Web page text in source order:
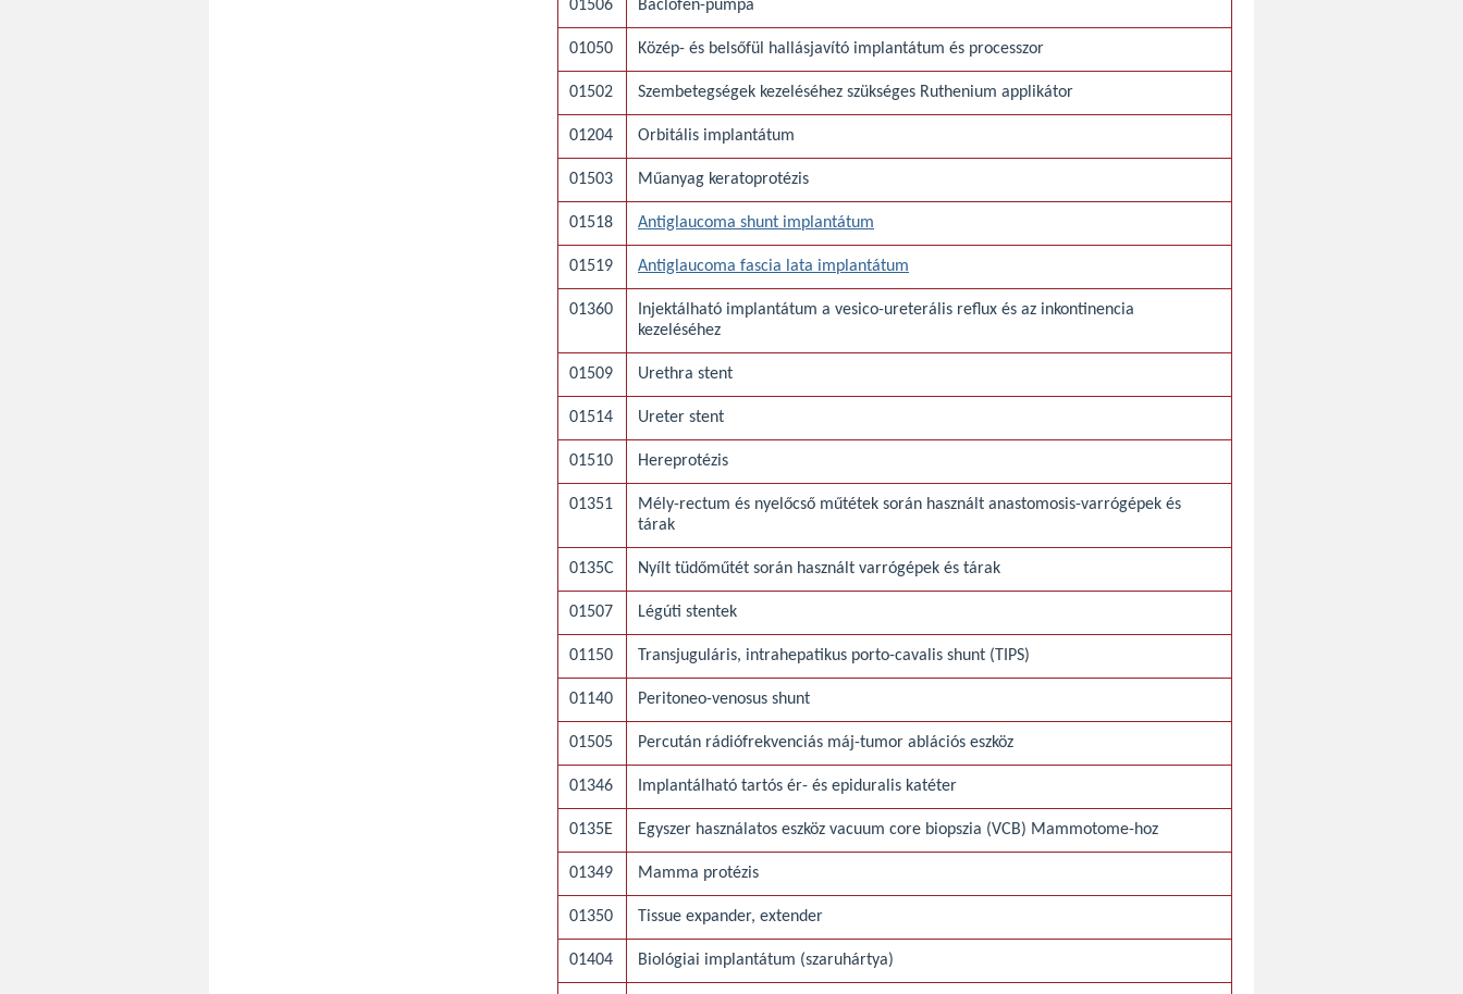
01506 Baclofen-pumpa
01050 Közép- és belsőfül hallásjavító implantátum és processzor
01502 Szembetegségek kezeléséhez szükséges Ruthenium applikátor
01204 Orbitális implantátum
01503 Műanyag keratoprotézis
01518 Antiglaucoma shunt implantátum
01519 Antiglaucoma fascia lata implantátum
01360
Injektálható implantátum a vesico-ureterális reflux és az inkontinencia
kezeléséhez
01509 Urethra stent
01514 Ureter stent
01510 Hereprotézis
01351
Mély-rectum és nyelőcső műtétek során használt anastomosis-varrógépek és
tárak
0135C Nyílt tüdőműtét során használt varrógépek és tárak
01507 Légúti stentek
01150 Transjuguláris, intrahepatikus porto-cavalis shunt (TIPS)
01140 Peritoneo-venosus shunt
01505 Percután rádiófrekvenciás máj-tumor ablációs eszköz
01346 Implantálható tartós ér- és epiduralis katéter
0135E Egyszer használatos eszköz vacuum core biopszia (VCB) Mammotome-hoz
01349 Mamma protézis
01350 Tissue expander, extender
01404 Biológiai implantátum (szaruhártya)